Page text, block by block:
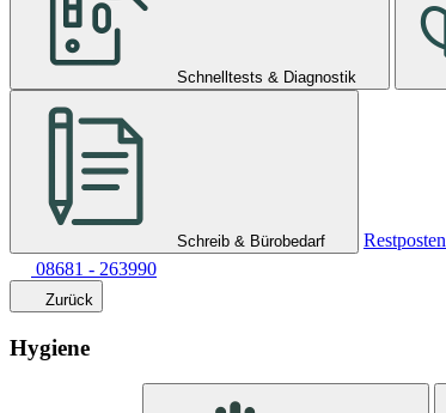
Schnelltests & Diagnostik
Schreib & Bürobedarf
Restposten
08681 - 263990
Zurück
Hygiene